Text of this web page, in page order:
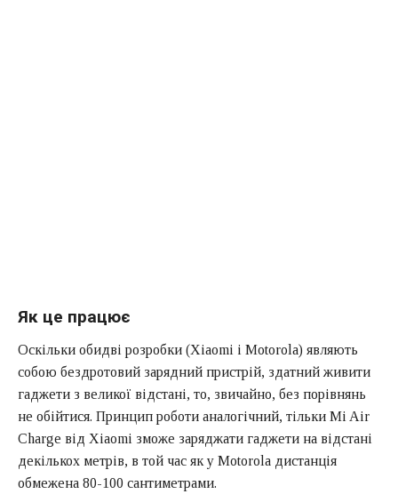
Як це працює
Оскільки обидві розробки (Xiaomi і Motorola) являють
собою бездротовий зарядний пристрій, здатний живити
гаджети з великої відстані, то, звичайно, без порівнянь
не обійтися. Принцип роботи аналогічний, тільки Mi Air
Charge від Xiaomi зможе заряджати гаджети на відстані
декількох метрів, в той час як у Motorola дистанція
обмежена 80-100 сантиметрами.